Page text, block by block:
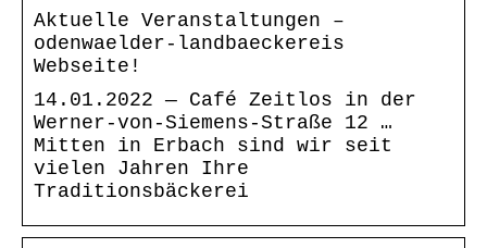
Aktuelle Veranstaltungen –
odenwaelder-landbaeckereis
Webseite!
14.01.2022 — Café Zeitlos in der
Werner-von-Siemens-Straße 12 …
Mitten in Erbach sind wir seit
vielen Jahren Ihre
Traditionsbäckerei